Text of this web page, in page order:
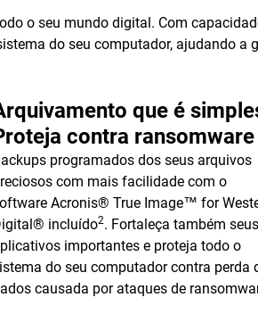
o seu mundo digital. Com
do seu computador, ajudando a
que é
contra ransomware
programados dos seus arquivos
com mais facilidade com o
Acronis® True Image™ for
incluído2. Fortaleça também seus
importantes e proteja todo o
do seu computador contra perda
causada por ataques de